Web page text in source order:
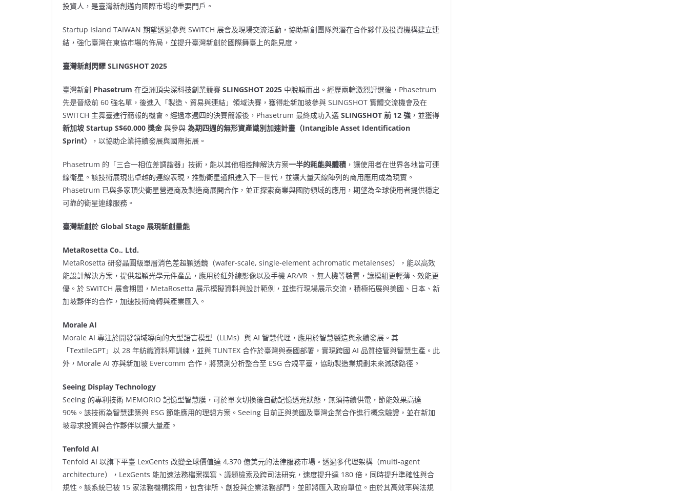
投資人，是臺灣新創邁向國際市場的重要門戶。
Startup Island TAIWAN 期望透過參與 SWITCH 展會及現場交流活動，協助新創團隊與潛在合作夥伴及投資機構建立連
結，強化臺灣在東協市場的佈局，並提升臺灣新創於國際舞臺上的能見度。
臺灣新創閃耀 SLINGSHOT 2025
臺灣新創 Phasetrum 在亞洲頂尖深科技創業競賽 SLINGSHOT 2025 中脫穎而出。經歷兩輪激烈評選後，Phasetrum
先是晉級前 60 強名單，後進入「製造、貿易與連結」領域決賽，獲得赴新加坡參與 SLINGSHOT 實體交流機會及在
SWITCH 主舞臺進行簡報的機會。經過本週四的決賽簡報後，Phasetrum 最終成功入選 SLINGSHOT 前 12 強 ，並獲得
新加坡 Startup S$60,000 獎金 與參與 為期四週的無形資產識別加速計畫（Intangible Asset Identification
Sprint） ，以協助企業持續發展與國際拓展。
Phasetrum 的「三合一相位差調諧器」技術，能以其他相控陣解決方案一半的耗能與體積 ，讓使用者在世界各地皆可連
線衛星。該技術展現出卓越的連線表現，推動衛星通訊進入下一世代，並讓大量天線陣列的商用應用成為現實。
Phasetrum 已與多家頂尖衛星營運商及製造商展開合作，並正探索商業與國防領域的應用，期望為全球使用者提供穩定
可靠的衛星連線服務。
臺灣新創於Global Stage 展現新創量能
MetaRosetta Co., Ltd.
MetaRosetta 研發晶圓級單層消色差超穎透鏡（wafer-scale, single-element achromatic metalenses），能以高效
能設計解決方案，提供超穎光學元件產品，應用於紅外線影像以及手機 AR/VR 、無人機等裝置，讓模組更輕薄、效能更
優。於 SWITCH 展會期間，MetaRosetta 展示模擬資料與設計範例，並進行現場展示交流，積極拓展與美國、日本、新
加坡夥伴的合作，加速技術商轉與產業匯入。
Morale AI
Morale AI 專注於開發領域導向的大型語言模型（LLMs）與 AI 智慧代理，應用於智慧製造與永續發展。其
「TextileGPT」以 28 年紡織資料庫訓練，並與 TUNTEX 合作於臺灣與泰國部署，實現跨國 AI 品質控管與智慧生產。此
外，Morale AI 亦與新加坡 Evercomm 合作，將預測分析整合至 ESG 合規平臺，協助製造業規劃未來減碳路徑。
Seeing Display Technology
Seeing 的專利技術 MEMORIO 記憶型智慧膜，可於單次切換後自動記憶透光狀態，無須持續供電，節能效果高達
90%。該技術為智慧建築與 ESG 節能應用的理想方案。Seeing 目前正與美國及臺灣企業合作進行概念驗證，並在新加
坡尋求投資與合作夥伴以擴大量產。
Tenfold AI
Tenfold AI 以旗下平臺 LexGents 改變全球價值達 4,370 億美元的法律服務市場。透過多代理架構（multi-agent
architecture），LexGents 能加速法務檔案撰寫、議題檢索及跨司法研究，速度提升達 180 倍，同時提升準確性與合
規性。該系統已被 15 家法務機構採用，包含律所、創投與企業法務部門，並即將匯入政府單位。由於其高效率與法規